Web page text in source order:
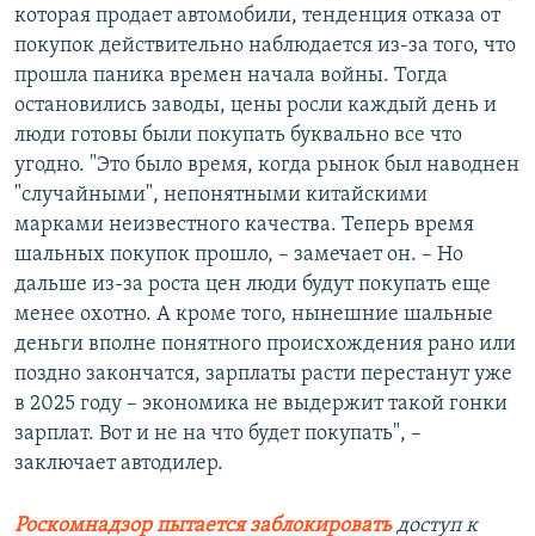
которая продает автомобили, тенденция отказа от
покупок действительно наблюдается из-за того, что
прошла паника времен начала войны. Тогда
остановились заводы, цены росли каждый день и
люди готовы были покупать буквально все что
угодно. "Это было время, когда рынок был наводнен
"случайными", непонятными китайскими
марками неизвестного качества. Теперь время
шальных покупок прошло, – замечает он. – Но
дальше из-за роста цен люди будут покупать еще
менее охотно. А кроме того, нынешние шальные
деньги вполне понятного происхождения рано или
поздно закончатся, зарплаты расти перестанут уже
в 2025 году – экономика не выдержит такой гонки
зарплат. Вот и не на что будет покупать", –
заключает автодилер.
Роскомнадзор пытается заблокировать доступ к